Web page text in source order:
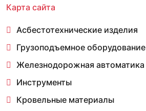
Карта сайта
Асбестотехнические изделия
Грузоподъемное оборудование
Железнодорожная автоматика
Инструменты
Кровельные материалы